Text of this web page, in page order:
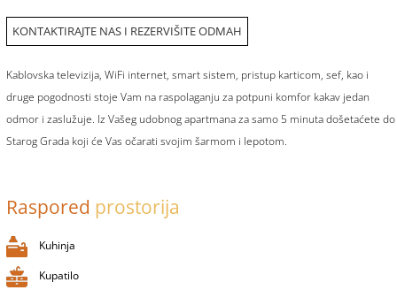
KONTAKTIRAJTE NAS I REZERVIŠITE ODMAH
Kablovska televizija, WiFi internet, smart sistem, pristup karticom, sef, kao i
druge pogodnosti stoje Vam na raspolaganju za potpuni komfor kakav jedan
odmor i zaslužuje. Iz Vašeg udobnog apartmana za samo 5 minuta došetaćete do
Starog Grada koji će Vas očarati svojim šarmom i lepotom.
Raspored prostorija
Kuhinja
Kupatilo